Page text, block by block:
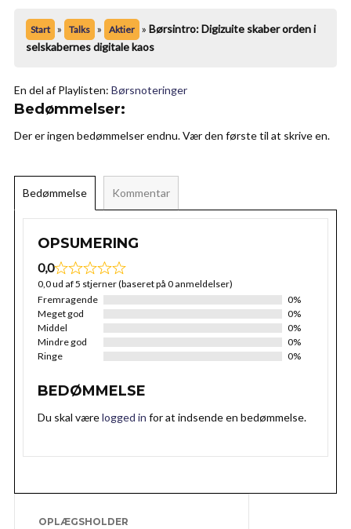
Start » Talks » Aktier » Børsintro: Digizuite skaber orden i
selskabernes digitale kaos
En del af Playlisten: Børsnoteringer
Bedømmelser:
Der er ingen bedømmelser endnu. Vær den første til at skrive en.
Bedømmelse Kommentar
OPSUMERING
0,0
0,0 ud af 5 stjerner (baseret på 0 anmeldelser)
Fremragende
0%
Meget god
0%
Middel
0%
Mindre god
0%
Ringe
0%
BEDØMMELSE
Du skal værelogged in for at indsende en bedømmelse.
OPLÆGSHOLDER